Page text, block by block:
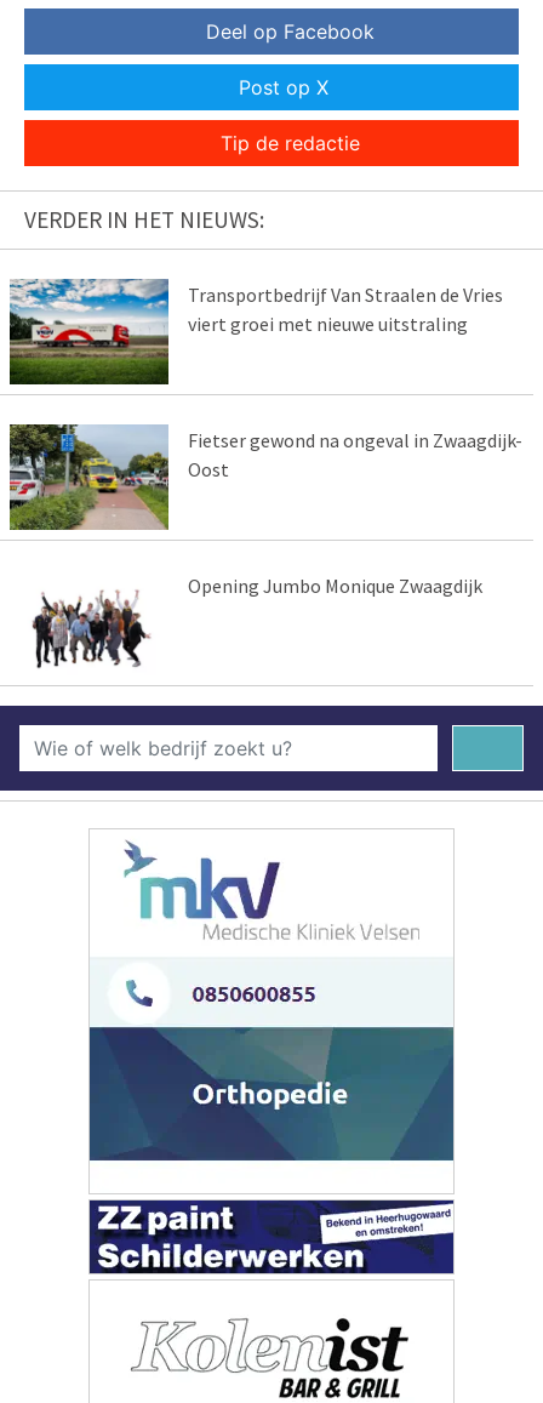
Deel op Facebook
Post op X
Tip de redactie
VERDER IN HET NIEUWS:
Transportbedrijf Van Straalen de Vries
viert groei met nieuwe uitstraling
Fietser gewond na ongeval in Zwaagdijk-
Oost
Opening Jumbo Monique Zwaagdijk